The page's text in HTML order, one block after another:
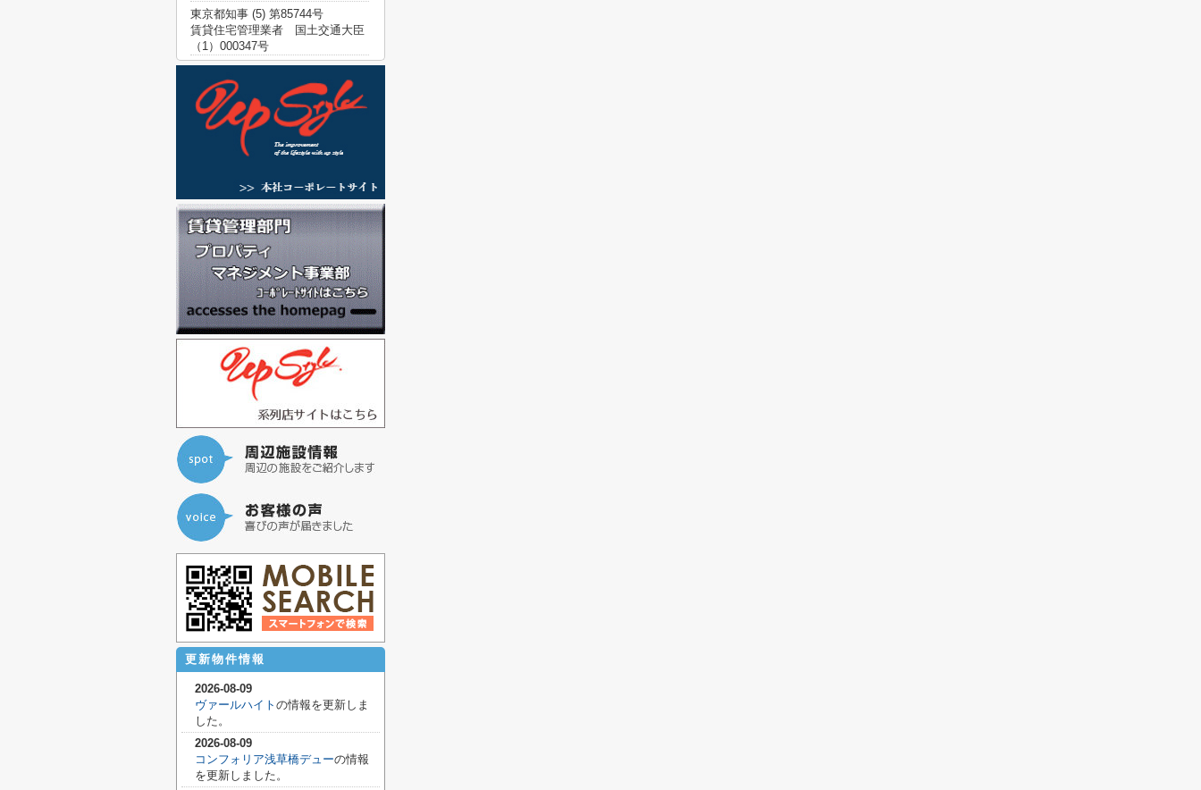
東京都知事 (5) 第85744号
賃貸住宅管理業者 国土交通大臣
（1）000347号
更新物件情報
2026-08-09
ヴァールハイト の情報を更新しま
した。
2026-08-09
コンフォリア浅草橋デューの情報
を更新しました。